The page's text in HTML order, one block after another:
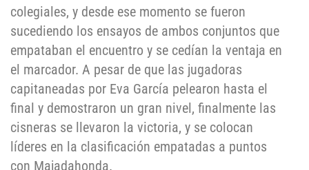
colegiales, y desde ese momento se fueron
sucediendo los ensayos de ambos conjuntos que
empataban el encuentro y se cedían la ventaja en
el marcador. A pesar de que las jugadoras
capitaneadas por Eva García pelearon hasta el
final y demostraron un gran nivel, finalmente las
cisneras se llevaron la victoria, y se colocan
líderes en la clasificación empatadas a puntos
con Majadahonda.